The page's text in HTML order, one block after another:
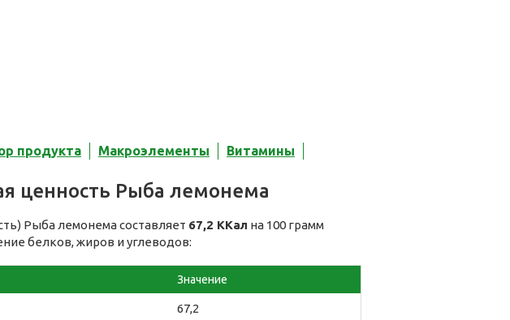
продукта Макроэлементы Витамины
ценность Рыба лемонема
Рыба лемонема составляет 67,2 ККал на 100 грамм
белков, жиров и углеводов:
Значение
67,2